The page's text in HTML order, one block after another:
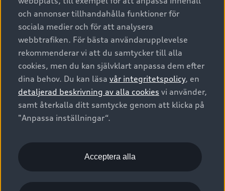
och annonser tillhandahålla funktioner för
sociala medier och för att analysera
webbtrafiken. För bästa användarupplevelse
rekommenderar vi att du samtycker till alla
cookies, men du kan självklart anpassa dem efter
dina behov. Du kan läsa vår integritetspolicy, en
detaljerad beskrivning av alla cookies vi använder,
samt återkalla ditt samtycke genom att klicka på
"Anpassa inställningar“.
Acceptera alla